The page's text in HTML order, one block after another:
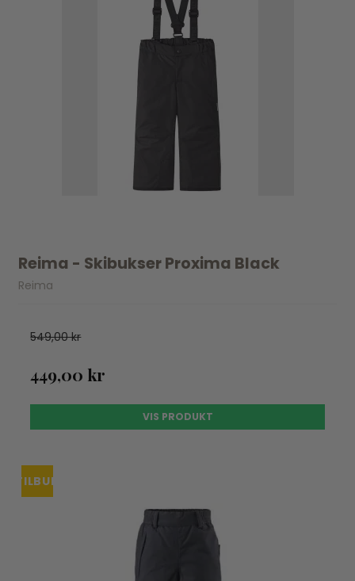
Reima - Skibukser Proxima Black
Reima
549,00 kr
449,00 kr
VIS PRODUKT
TILBUD